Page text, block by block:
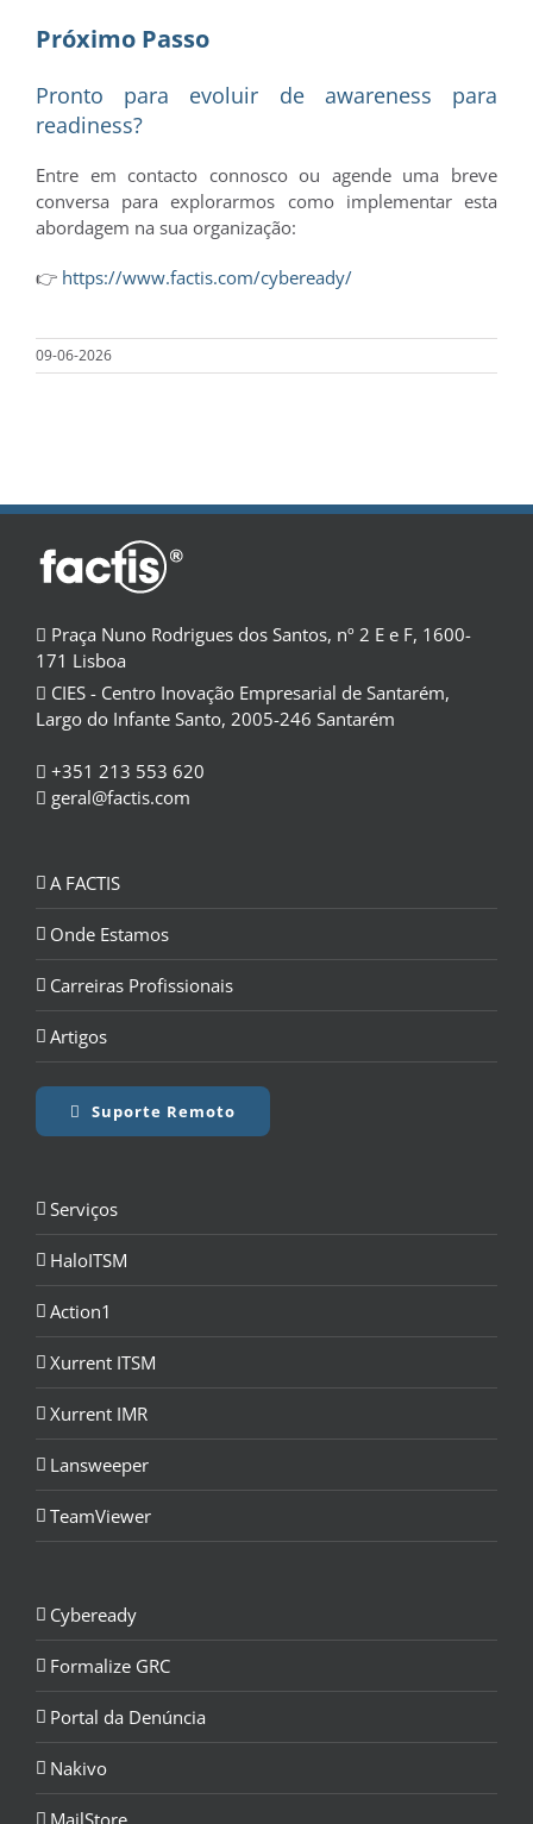
Próximo Passo
Pronto para evoluir de awareness para
readiness?
Entre em contacto connosco ou agende uma breve
conversa para explorarmos como implementar esta
abordagem na sua organização:
👉 https://www.factis.com/cybeready/
09-06-2026
Praça Nuno Rodrigues dos Santos, nº 2 E e F, 1600-
171 Lisboa
CIES - Centro Inovação Empresarial de Santarém,
Largo do Infante Santo, 2005-246 Santarém
+351 213 553 620
geral@factis.com
A FACTIS
Onde Estamos
Carreiras Profissionais
Artigos
Suporte Remoto
Serviços
HaloITSM
Action1
Xurrent ITSM
Xurrent IMR
Lansweeper
TeamViewer
Cybeready
Formalize GRC
Portal da Denúncia
Nakivo